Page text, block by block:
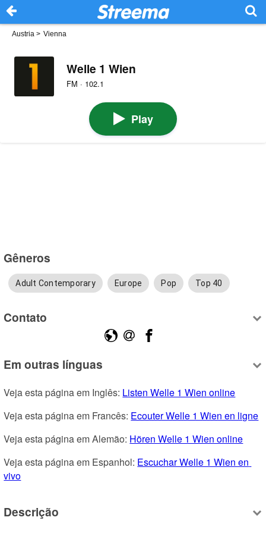
Austria > Vienna
Welle 1 Wien
FM · 102.1
Play
Gêneros
Adult Contemporary Europe Pop Top 40
Contato
Em outras línguas
Veja esta página em Inglês: Listen Welle 1 Wien online
Veja esta página em Francês: Ecouter Welle 1 Wien en ligne
Veja esta página em Alemão: Hören Welle 1 Wien online
Veja esta página em Espanhol: Escuchar Welle 1 Wien en
vivo
Descrição